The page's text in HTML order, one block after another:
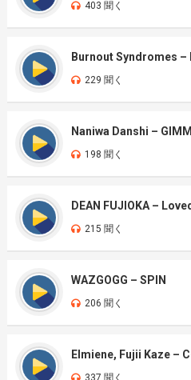
403 聞く
Burnout Syndromes –
229 聞く
Naniwa Danshi –
198 聞く
DEAN FUJIOKA –
215 聞く
WAZGOGG – SPIN
206 聞く
Elmiene, Fujii Kaze –
337 聞く